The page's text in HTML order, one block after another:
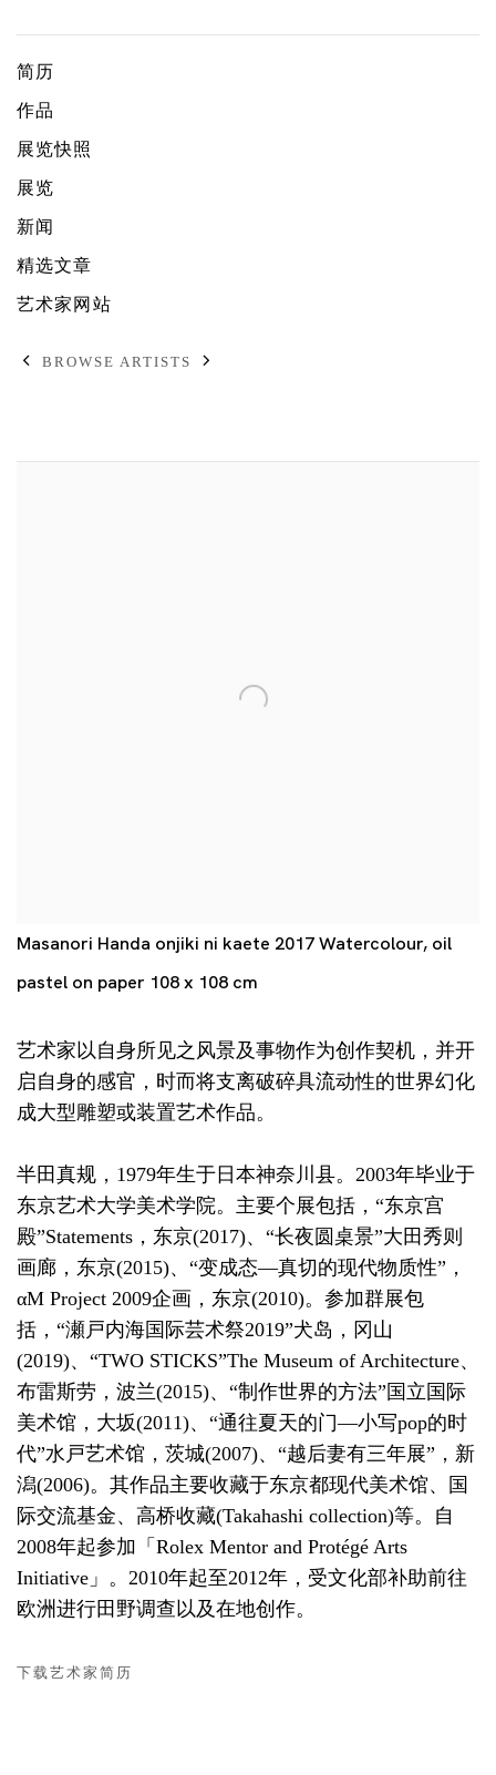
简历
作品
展览快照
展览
新闻
精选文章
艺术家网站
BROWSE ARTISTS
Masanori Handa onjiki ni kaete 2017 Watercolour, oil
pastel on paper 108 x 108 cm
艺术家以自身所见之风景及事物作为创作契机，并开
启自身的感官，时而将支离破碎具流动性的世界幻化
成大型雕塑或装置艺术作品。
半田真规，1979年生于日本神奈川县。2003年毕业于
东京艺术大学美术学院。主要个展包括，“东京宫
殿”Statements，东京(2017)、“长夜圆桌景”大田秀则
画廊，东京(2015)、“变成态—真切的现代物质性”，
αM Project 2009企画，东京(2010)。参加群展包
括，“瀬戸内海国际芸术祭2019”犬岛，冈山
(2019)、“TWO STICKS”The Museum of Architecture、
布雷斯劳，波兰(2015)、“制作世界的方法”国立国际
美术馆，大坂(2011)、“通往夏天的门—小写pop的时
代”水戸艺术馆，茨城(2007)、“越后妻有三年展”，新
潟(2006)。其作品主要收藏于东京都现代美术馆、国
际交流基金、高桥收藏(Takahashi collection)等。自
2008年起参加「Rolex Mentor and Protégé Arts
Initiative」。2010年起至2012年，受文化部补助前往
欧洲进行田野调查以及在地创作。
下载艺术家简历